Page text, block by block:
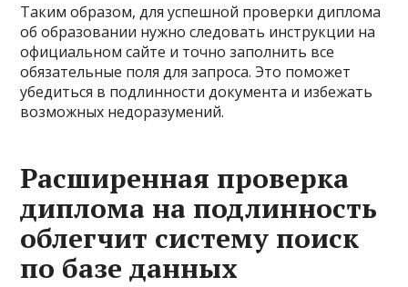
Таким образом, для успешной проверки диплома
об образовании нужно следовать инструкции на
официальном сайте и точно заполнить все
обязательные поля для запроса. Это поможет
убедиться в подлинности документа и избежать
возможных недоразумений.
Расширенная проверка
диплома на подлинность
облегчит систему поиск
по базе данных